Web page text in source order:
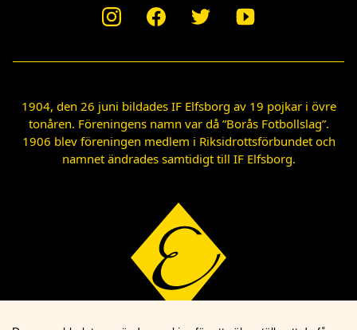
1904, den 26 juni bildades IF Elfsborg av 19 pojkar i övre
tonåren. Föreningens namn var då ”Borås Fotbollslag”.
1906 blev föreningen medlem i Riksidrottsförbundet och
namnet ändrades samtidigt till IF Elfsborg.